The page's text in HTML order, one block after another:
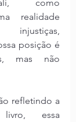
ali, como
realidade
posição é
mas não
refletindo a
essa